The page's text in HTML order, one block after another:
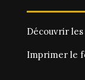
Découvrir les
Imprimer le